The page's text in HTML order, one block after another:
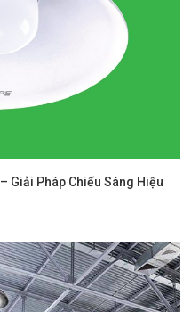
Giải Pháp Chiếu Sáng Hiệu